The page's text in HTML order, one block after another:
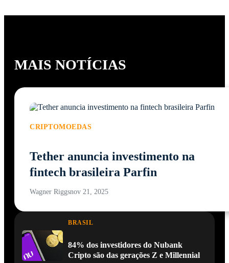
MAIS NOTÍCIAS
CRIPTOMOEDAS
Tether anuncia investimento na
fintech brasileira Parfin
Wagner Riggsnov 21, 2025
BRASIL
84% dos investidores do Nubank
Cripto são das gerações Z e Millennial